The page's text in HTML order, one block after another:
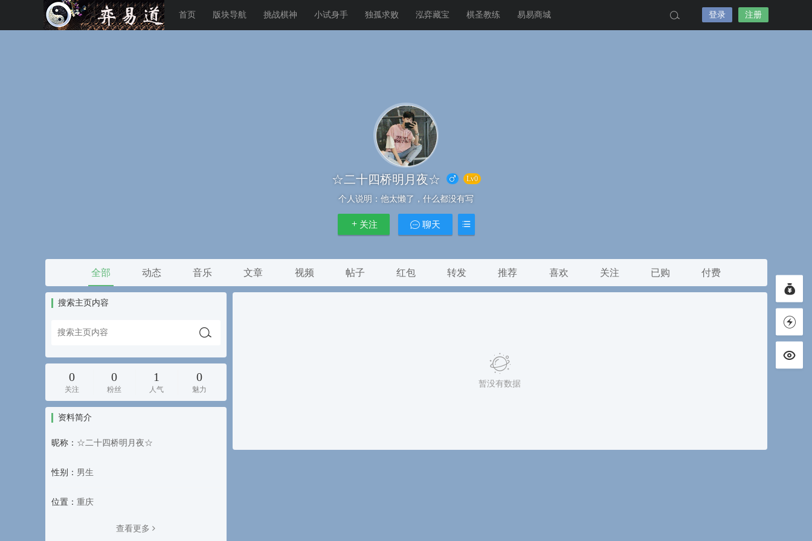
首页 版块导航 挑战棋神 小试身手 独孤求败 泓弈藏宝 棋圣教练 易易商城 登录 注册
☆二十四桥明月夜☆ Lv0
个人说明： 他太懒了，什么都没有写
关注 聊天
全部 动态 音乐 文章 视频 帖子 红包 转发 推荐 喜欢 关注 已购 付费
搜索主页内容
0
关注
0
粉丝
1
人气
0
魅力
资料简介
昵称： ☆二十四桥明月夜☆
性别： 男生
位置： 重庆
查看更多
暂没有数据